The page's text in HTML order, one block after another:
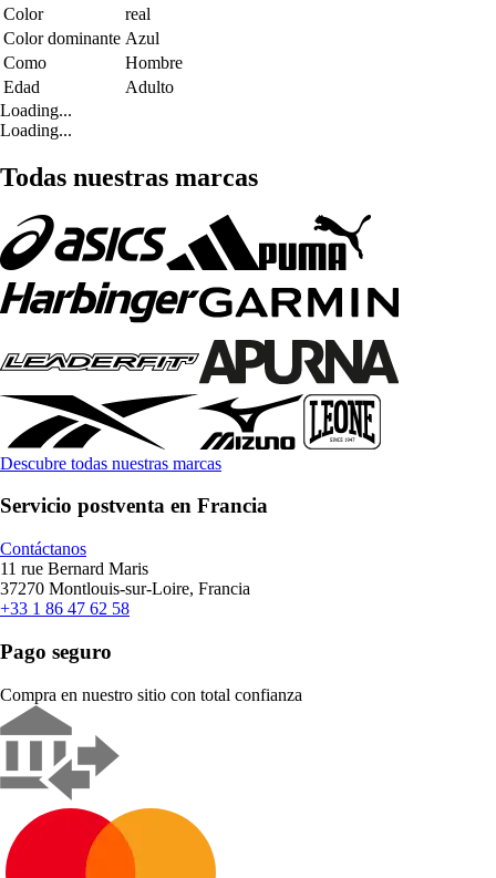
Color
real
Color dominante Azul
Como
Hombre
Edad
Adulto
Loading...
Loading...
Todas nuestras marcas
Descubre todas nuestras marcas
Servicio postventa en Francia
Contáctanos
11 rue Bernard Maris
37270 Montlouis-sur-Loire, Francia
+33 1 86 47 62 58
Pago seguro
Compra en nuestro sitio con total confianza